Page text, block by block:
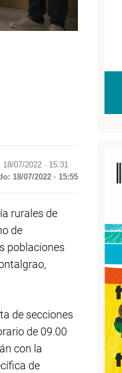
07/2022 · 15:31
18/07/2022 · 15:55
rurales de
de
poblaciones
de secciones
de 09.00
con la
de